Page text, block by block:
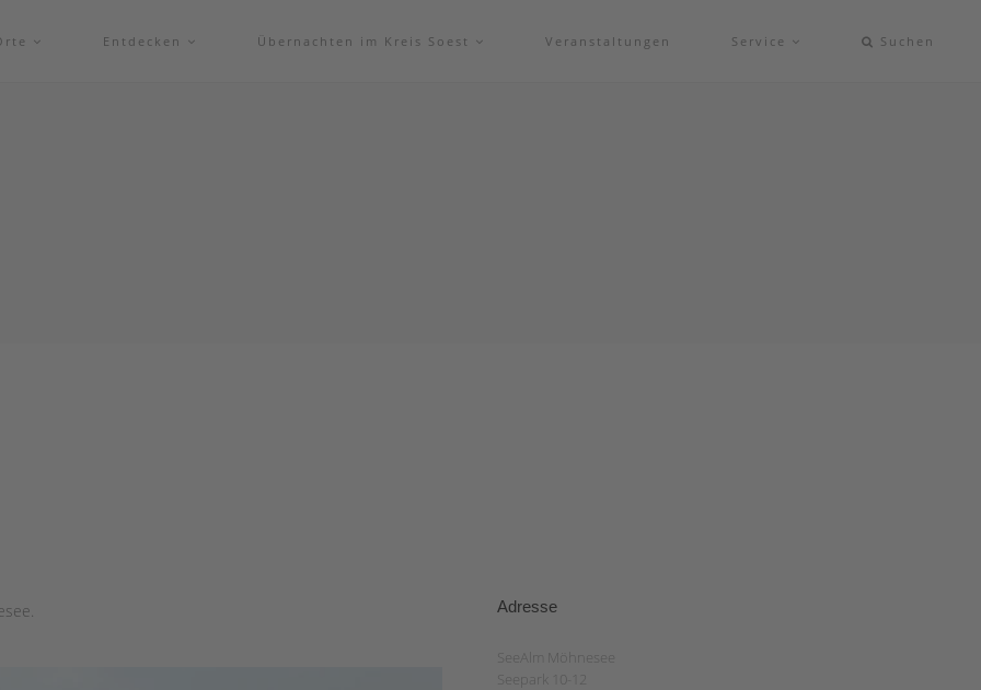
Entdecken Übernachten im Kreis Soest Veranstaltungen Service Suchen
Adresse
SeeAlm Möhnesee
Seepark 10-12